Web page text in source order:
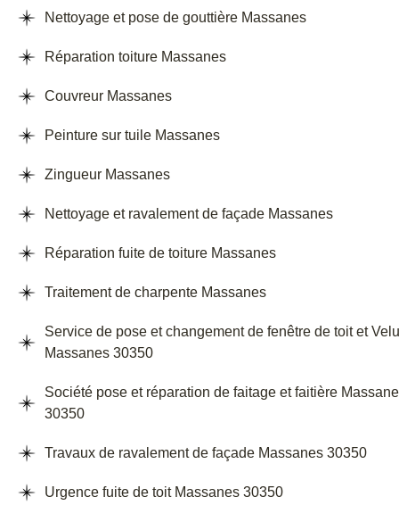
Nettoyage et pose de gouttière Massanes
Réparation toiture Massanes
Couvreur Massanes
Peinture sur tuile Massanes
Zingueur Massanes
Nettoyage et ravalement de façade Massanes
Réparation fuite de toiture Massanes
Traitement de charpente Massanes
Service de pose et changement de fenêtre de toit et
Massanes 30350
Société pose et réparation de faitage et faitière
30350
Travaux de ravalement de façade Massanes 30350
Urgence fuite de toit Massanes 30350